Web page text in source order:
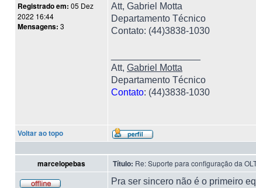
Registrado em: 05 Dez
2022 16:44
Mensagens: 3
Att, Gabriel Motta
Departamento Técnico
Contato: (44)3838-1030
Att, Gabriel Motta
Departamento Técnico
Contato: (44)3838-1030
Voltar ao topo
marcelopebas Título: Re: Suporte para configuração da
Pra ser sincero não é o primeiro